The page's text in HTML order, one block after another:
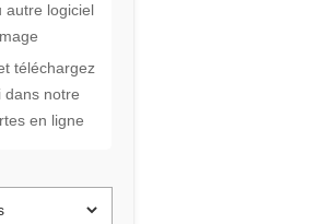
autre logiciel
téléchargez
dans notre
en ligne